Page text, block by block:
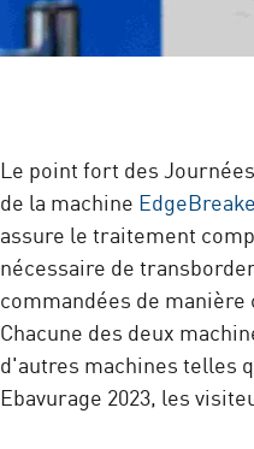
Le point fort des
de la machine
assure le traitement
nécessaire de
commandées de
Chacune des deux
d'autres machines telles
Ebavurage 2023, les